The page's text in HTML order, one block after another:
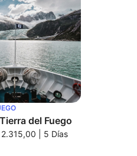
del Fuego
2.315,00 5 Días